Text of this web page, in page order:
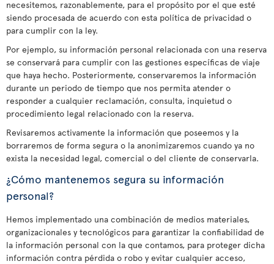
necesitemos, razonablemente, para el propósito por el que esté
siendo procesada de acuerdo con esta política de privacidad o
para cumplir con la ley.
Por ejemplo, su información personal relacionada con una reserva
se conservará para cumplir con las gestiones específicas de viaje
que haya hecho. Posteriormente, conservaremos la información
durante un periodo de tiempo que nos permita atender o
responder a cualquier reclamación, consulta, inquietud o
procedimiento legal relacionado con la reserva.
Revisaremos activamente la información que poseemos y la
borraremos de forma segura o la anonimizaremos cuando ya no
exista la necesidad legal, comercial o del cliente de conservarla.
¿Cómo mantenemos segura su información
personal?
Hemos implementado una combinación de medios materiales,
organizacionales y tecnológicos para garantizar la confiabilidad de
la información personal con la que contamos, para proteger dicha
información contra pérdida o robo y evitar cualquier acceso,